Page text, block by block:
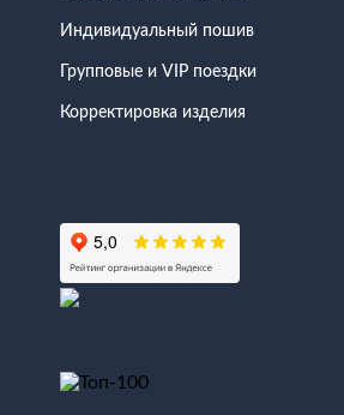
Индивидуальный пошив
Групповые и VIP поездки
Корректировка изделия